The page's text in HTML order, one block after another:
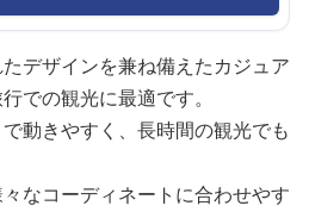
デザインを兼ね備えたカジュア
での観光に最適です。
動きやすく、長時間の観光でも
なコーディネートに合わせやす